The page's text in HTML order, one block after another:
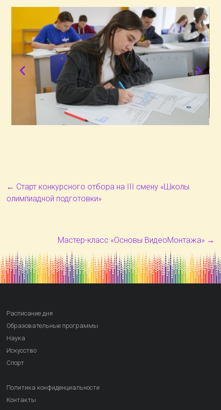
← Старт конкурсного отбора на III смену «Школы
олимпиадной подготовки»
Мастер-класс «Основы ВидеоМонтажа» →
Расписание дня
Образовательные программы
Наука
Искусство
Спорт
Политика конфиденциальности
Контакты